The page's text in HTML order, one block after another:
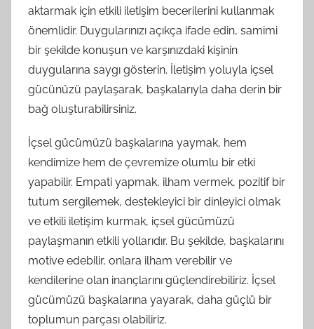
aktarmak için etkili iletişim becerilerini kullanmak
önemlidir. Duygularınızı açıkça ifade edin, samimi
bir şekilde konuşun ve karşınızdaki kişinin
duygularına saygı gösterin. İletişim yoluyla içsel
gücünüzü paylaşarak, başkalarıyla daha derin bir
bağ oluşturabilirsiniz.
İçsel gücümüzü başkalarına yaymak, hem
kendimize hem de çevremize olumlu bir etki
yapabilir. Empati yapmak, ilham vermek, pozitif bir
tutum sergilemek, destekleyici bir dinleyici olmak
ve etkili iletişim kurmak, içsel gücümüzü
paylaşmanın etkili yollarıdır. Bu şekilde, başkalarını
motive edebilir, onlara ilham verebilir ve
kendilerine olan inançlarını güçlendirebiliriz. İçsel
gücümüzü başkalarına yayarak, daha güçlü bir
toplumun parçası olabiliriz.